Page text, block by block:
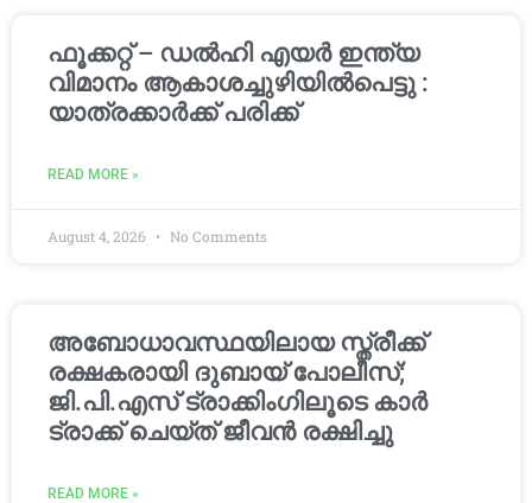
ഫൂക്കറ്റ് – ഡൽഹി എയര്‍ ഇന്ത്യ
വിമാനം ആകാശച്ചുഴിയില്‍പെട്ടു :
യാത്രക്കാര്‍ക്ക് പരിക്ക്
READ MORE »
August 4, 2026 No Comments
അബോധാവസ്ഥയിലായ സ്ത്രീക്ക്
രക്ഷകരായി ദുബായ് പോലീസ്;
ജി.പി.എസ് ട്രാക്കിംഗിലൂടെ കാർ
ട്രാക്ക് ചെയ്ത് ജീവൻ രക്ഷിച്ചു
READ MORE »